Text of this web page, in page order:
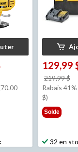
129,99
219,99 $
Rabais
$)
Solde
32 en